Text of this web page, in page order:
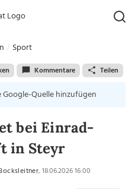
Sport
Kommentare Teilen
Quelle hinzufügen
bei Einrad-
in Steyr
, 18.06.2026 16:00